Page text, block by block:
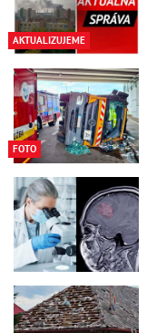
AKTUALIZUJEME
FOTO